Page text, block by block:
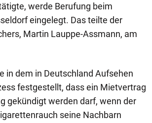
werde Berufung beim
eingelegt. Das teilte der
Martin Lauppe-Assmann, am
in dem in Deutschland Aufsehen
festgestellt, dass ein Mietvertrag
gekündigt werden darf, wenn der
seine Nachbarn